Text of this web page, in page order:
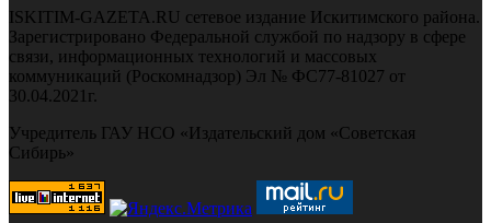
ISKITIM-GAZETA.RU сетевое издание Искитимского района.
Зарегистрировано Федеральной службой по надзору в сфере
связи, информационных технологий и массовых
коммуникаций (Роскомнадзор) Эл № ФС77-81027 от
30.04.2021г.
Учредитель ГАУ НСО «Издательский дом «Советская
Сибирь»